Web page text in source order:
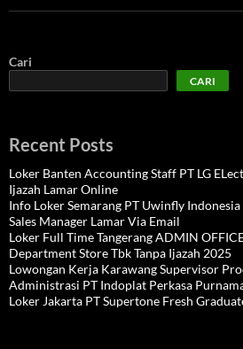
Cari
CARI
Recent Posts
Loker Banten Accounting Staff PT LG
Ijazah Lamar Online
Info Loker Semarang PT Uwinfly
Sales Manager Lamar Via Email
Loker Full Time Tangerang ADMIN
Department Store Tbk Tanpa Ijazah 2025
Lowongan Kerja Karawang Supervisor
Administrasi PT Indoplat Perkasa
Loker Jakarta PT Supertone Fresh